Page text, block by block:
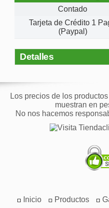
Contado
Tarjeta de Crédito 1
(Paypal)
Detalles
Los precios de los
muestran en
No nos hacemos
Inicio Productos